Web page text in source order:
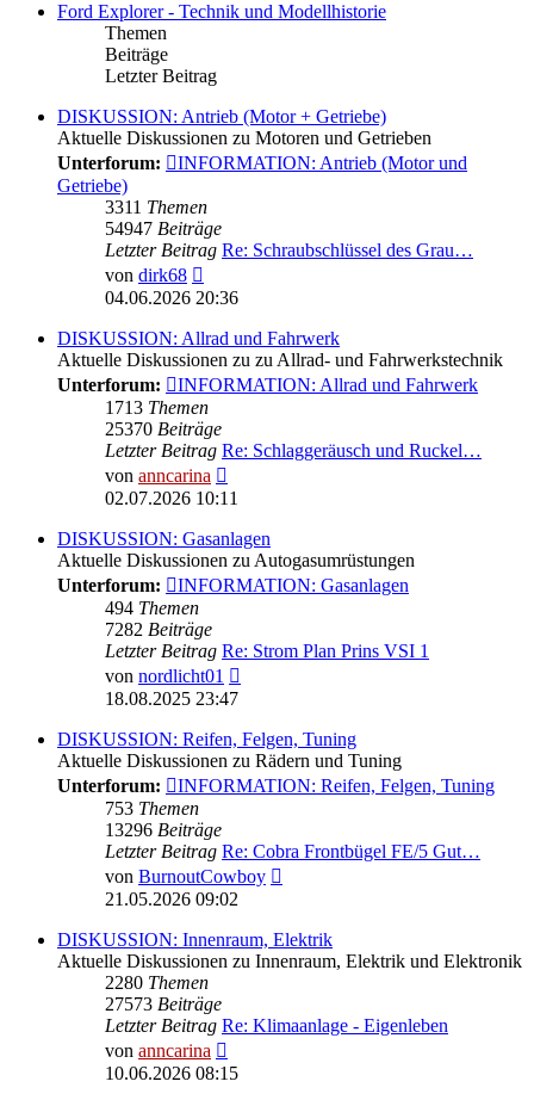
Ford Explorer - Technik und Modellhistorie
Themen
Beiträge
Letzter Beitrag
DISKUSSION: Antrieb (Motor + Getriebe)
Aktuelle Diskussionen zu Motoren und Getrieben
Unterforum:
INFORMATION: Antrieb (Motor und
Getriebe)
3311 Themen
54947 Beiträge
Letzter Beitrag Re: Schraubschlüssel des Grau…
von dirk68
Beitrag
04.06.2026 20:36
DISKUSSION: Allrad und Fahrwerk
Aktuelle Diskussionen zu zu Allrad- und Fahrwerkstechnik
Unterforum:
INFORMATION: Allrad und Fahrwerk
1713 Themen
25370 Beiträge
Letzter Beitrag Re: Schlaggeräusch und Ruckel…
von anncarina
Beitrag
02.07.2026 10:11
DISKUSSION: Gasanlagen
Aktuelle Diskussionen zu Autogasumrüstungen
Unterforum:
INFORMATION: Gasanlagen
494 Themen
7282 Beiträge
Letzter Beitrag Re: Strom Plan Prins VSI 1
von nordlicht01
18.08.2025 23:47
DISKUSSION: Reifen, Felgen, Tuning
Aktuelle Diskussionen zu Rädern und Tuning
Unterforum:
INFORMATION: Reifen, Felgen, Tuning
753 Themen
13296 Beiträge
Letzter Beitrag Re: Cobra Frontbügel FE/5 Gut…
von BurnoutCowboy
21.05.2026 09:02
DISKUSSION: Innenraum, Elektrik
Aktuelle Diskussionen zu Innenraum, Elektrik und Elektronik
2280 Themen
27573 Beiträge
Letzter Beitrag Re: Klimaanlage - Eigenleben
von anncarina
Beitrag
10.06.2026 08:15